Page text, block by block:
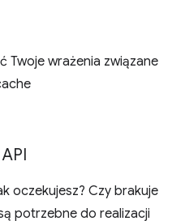
Twoje wrażenia związane
oczekujesz? Czy brakuje
potrzebne do realizacji